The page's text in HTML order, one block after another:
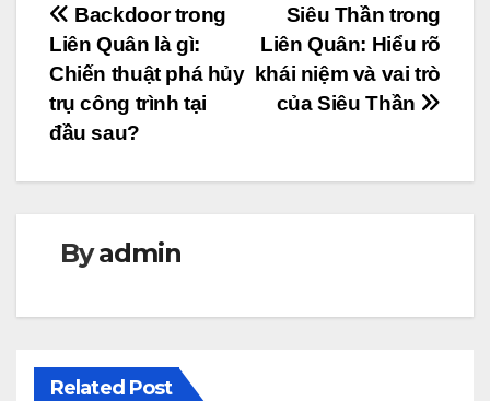
Điều
hướng
bài
Siêu Thần trong
Liên Quân: Hiểu rõ
khái niệm và vai trò
của Siêu Thần
Backdoor trong
Liên Quân là gì:
Chiến thuật phá hủy
trụ công trình tại
đầu sau?
Byadmin
Related Post